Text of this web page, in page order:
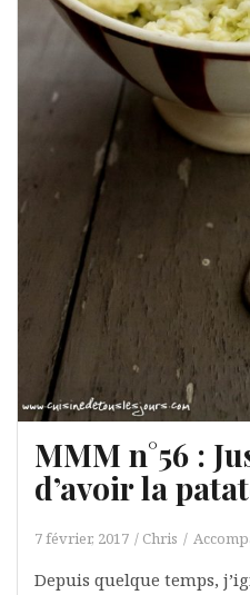
MMM n°56 :
d’avoir la
7 février, 2017 Chris
Depuis quelque temps,